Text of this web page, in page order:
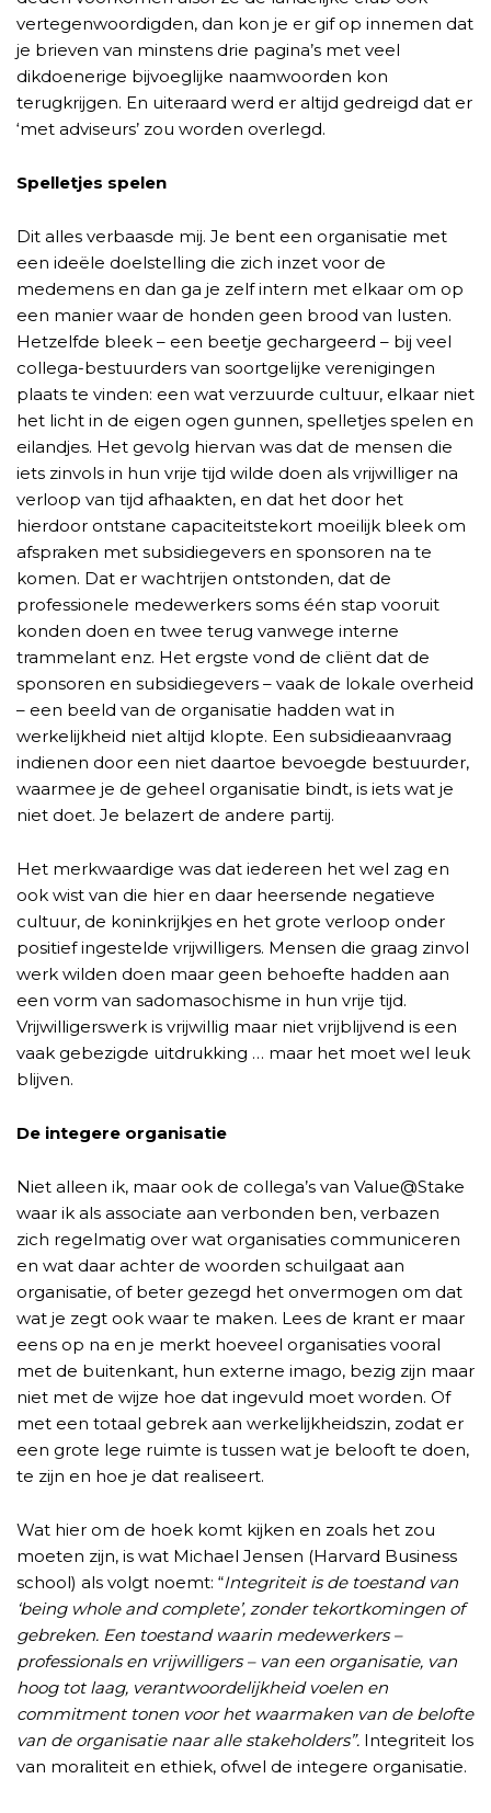
vertegenwoordigden, dan kon je er gif op innemen dat
je brieven van minstens drie pagina’s met veel
dikdoenerige bijvoeglijke naamwoorden kon
terugkrijgen. En uiteraard werd er altijd gedreigd dat er
‘met adviseurs’ zou worden overlegd.
Spelletjes spelen
Dit alles verbaasde mij. Je bent een organisatie met
een ideële doelstelling die zich inzet voor de
medemens en dan ga je zelf intern met elkaar om op
een manier waar de honden geen brood van lusten.
Hetzelfde bleek – een beetje gechargeerd – bij veel
collega-bestuurders van soortgelijke verenigingen
plaats te vinden: een wat verzuurde cultuur, elkaar niet
het licht in de eigen ogen gunnen, spelletjes spelen en
eilandjes. Het gevolg hiervan was dat de mensen die
iets zinvols in hun vrije tijd wilde doen als vrijwilliger na
verloop van tijd afhaakten, en dat het door het
hierdoor ontstane capaciteitstekort moeilijk bleek om
afspraken met subsidiegevers en sponsoren na te
komen. Dat er wachtrijen ontstonden, dat de
professionele medewerkers soms één stap vooruit
konden doen en twee terug vanwege interne
trammelant enz. Het ergste vond de cliënt dat de
sponsoren en subsidiegevers – vaak de lokale overheid
– een beeld van de organisatie hadden wat in
werkelijkheid niet altijd klopte. Een subsidieaanvraag
indienen door een niet daartoe bevoegde bestuurder,
waarmee je de geheel organisatie bindt, is iets wat je
niet doet. Je belazert de andere partij.
Het merkwaardige was dat iedereen het wel zag en
ook wist van die hier en daar heersende negatieve
cultuur, de koninkrijkjes en het grote verloop onder
positief ingestelde vrijwilligers. Mensen die graag zinvol
werk wilden doen maar geen behoefte hadden aan
een vorm van sadomasochisme in hun vrije tijd.
Vrijwilligerswerk is vrijwillig maar niet vrijblijvend is een
vaak gebezigde uitdrukking … maar het moet wel leuk
blijven.
De integere organisatie
Niet alleen ik, maar ook de collega’s van Value@Stake
waar ik als associate aan verbonden ben, verbazen
zich regelmatig over wat organisaties communiceren
en wat daar achter de woorden schuilgaat aan
organisatie, of beter gezegd het onvermogen om dat
wat je zegt ook waar te maken. Lees de krant er maar
eens op na en je merkt hoeveel organisaties vooral
met de buitenkant, hun externe imago, bezig zijn maar
niet met de wijze hoe dat ingevuld moet worden. Of
met een totaal gebrek aan werkelijkheidszin, zodat er
een grote lege ruimte is tussen wat je belooft te doen,
te zijn en hoe je dat realiseert.
Wat hier om de hoek komt kijken en zoals het zou
moeten zijn, is wat Michael Jensen (Harvard Business
school) als volgt noemt: “Integriteit is de toestand van
‘being whole and complete’, zonder tekortkomingen of
gebreken. Een toestand waarin medewerkers –
professionals en vrijwilligers – van een organisatie, van
hoog tot laag, verantwoordelijkheid voelen en
commitment tonen voor het waarmaken van de belofte
van de organisatie naar alle stakeholders”. Integriteit los
van moraliteit en ethiek, ofwel de integere organisatie.